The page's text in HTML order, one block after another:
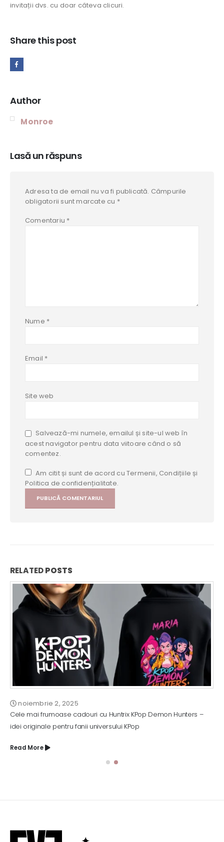
invitații dvs. cu doar câteva clicuri.
Share this post
Author
Monroe
Lasă un răspuns
Adresa ta de email nu va fi publicată. Câmpurile
obligatorii sunt marcate cu *
Comentariu *
Nume *
Email *
Site web
Salvează-mi numele, emailul și site-ul web în
acest navigator pentru data viitoare când o să
comentez.
Am citit și sunt de acord cu Termenii, Condițiile și
Politica de confidențialitate.
RELATEDPOSTS
noiembrie 2, 2025
Cele mai frumoase cadouri cu Huntrix KPop Demon Hunters –
idei originale pentru fanii universului KPop
Read More